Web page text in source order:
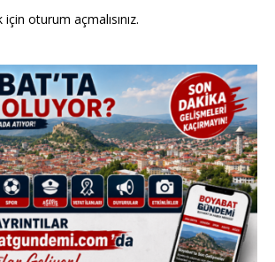
için oturum açmalısınız.